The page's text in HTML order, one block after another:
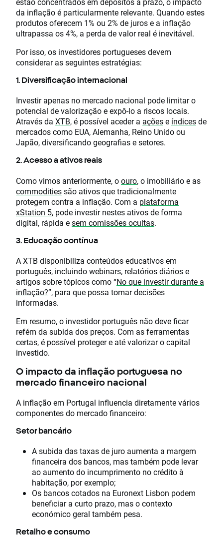
da inflação é particularmente relevante. Quando estes
produtos oferecem 1% ou 2% de juros e a inflação
ultrapassa os 4%, a perda de valor real é inevitável.
Por isso, os investidores portugueses devem
considerar as seguintes estratégias:
1. Diversificação internacional
Investir apenas no mercado nacional pode limitar o
potencial de valorização e expô-lo a riscos locais.
Através da XTB, é possível aceder a açõese índicesde
mercados como EUA, Alemanha, Reino Unido ou
Japão, diversificando geografias e setores.
2. Acesso a ativos reais
Como vimos anteriormente, oouro, o imobiliário e as
commoditiessão ativos que tradicionalmente
protegem contra a inflação. Com a plataforma
xStation 5, pode investir nestes ativos de forma
digital, rápida esem comissões ocultas.
3. Educação contínua
A XTB disponibiliza conteúdos educativos em
português, incluindowebinars, relatórios diáriose
artigos sobre tópicos como “No que investir durante a
inflação?”, para que possa tomar decisões
informadas.
Em resumo, o investidor português não deve ficar
refém da subida dos preços. Com as ferramentas
certas, é possível proteger e até valorizar o capital
investido.
O impacto da inflação portuguesa no
mercado financeiro nacional
A inflação em Portugal influencia diretamente vários
componentes do mercado financeiro:
Setor bancário
A subida das taxas de juro aumenta a margem
financeira dos bancos, mas também pode levar
ao aumento do incumprimento no crédito à
habitação, por exemplo;
Os bancos cotados na Euronext Lisbon podem
beneficiar a curto prazo, mas o contexto
económico geral também pesa.
Retalho e consumo